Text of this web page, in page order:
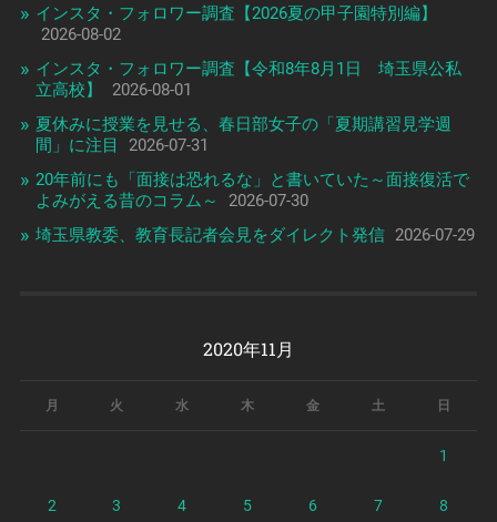
インスタ・フォロワー調査【2026夏の甲子園特別編】
2026-08-02
インスタ・フォロワー調査【令和8年8月1日 埼玉県公私
立高校】
2026-08-01
夏休みに授業を見せる、春日部女子の「夏期講習見学週
間」に注目
2026-07-31
20年前にも「面接は恐れるな」と書いていた～面接復活で
よみがえる昔のコラム～
2026-07-30
埼玉県教委、教育長記者会見をダイレクト発信 2026-07-29
2020年11月
月 火 水 木 金 土 日
1
2 3 4 5 6 7 8